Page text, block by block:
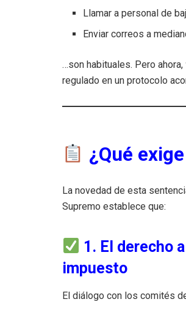
Llamar a personal de
Enviar correos a
…son habituales. Pero ahora,
regulado en un protocolo
¿Qué
La novedad de esta
Supremo establece que:
1. El derecho
impuesto
El diálogo con los comités